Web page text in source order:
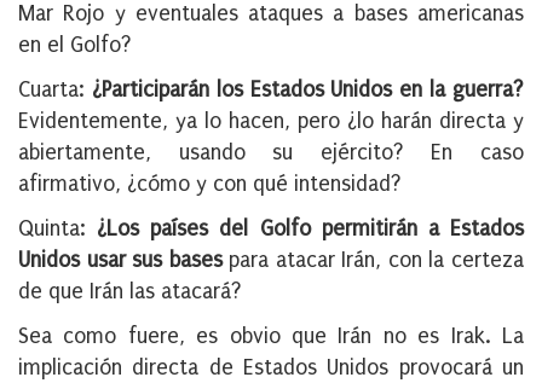
Mar Rojo y eventuales ataques a bases americanas
en el Golfo?
Cuarta: ¿Participarán los Estados Unidos en la guerra?
Evidentemente, ya lo hacen, pero ¿lo harán directa y
abiertamente, usando su ejército? En caso
afirmativo, ¿cómo y con qué intensidad?
Quinta: ¿Los países del Golfo permitirán a Estados
Unidos usar sus basespara atacar Irán, con la certeza
de que Irán las atacará?
Sea como fuere, es obvio que Irán no es Irak. La
implicación directa de Estados Unidos provocará un